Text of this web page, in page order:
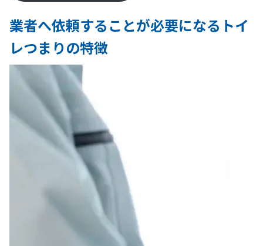
業者へ依頼することが必要になるトイ
レつまりの特徴